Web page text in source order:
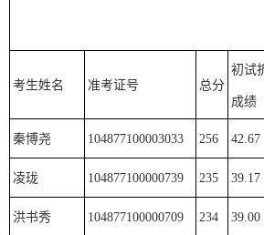
考生姓名 准考证号 总分
初试
成绩
秦博尧 104877100003033 256 42.67
凌珑 104877100000739 235 39.17
洪书秀 104877100000709 234 39.00